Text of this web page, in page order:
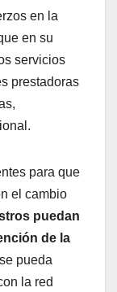
en la
en su
servicios
prestadoras
para que
el cambio
puedan
de la
pueda
la red